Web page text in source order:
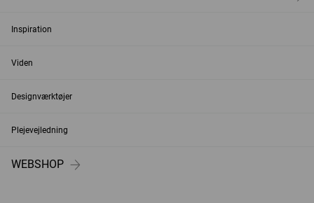
Inspiration
Viden
Designværktøjer
Plejevejledning
WEBSHOP